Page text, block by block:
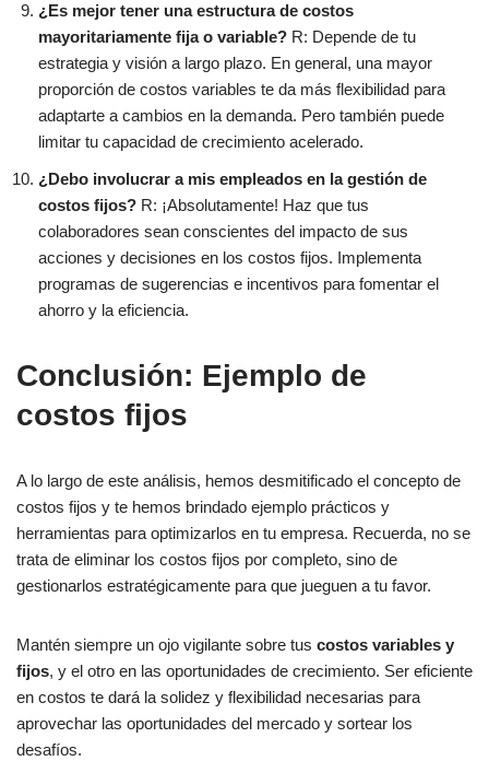
¿Es mejor tener una estructura de costos
mayoritariamente fija o variable? R: Depende de tu
estrategia y visión a largo plazo. En general, una mayor
proporción de costos variables te da más flexibilidad para
adaptarte a cambios en la demanda. Pero también puede
limitar tu capacidad de crecimiento acelerado.
¿Debo involucrar a mis empleados en la gestión de
costos fijos? R: ¡Absolutamente! Haz que tus
colaboradores sean conscientes del impacto de sus
acciones y decisiones en los costos fijos. Implementa
programas de sugerencias e incentivos para fomentar el
ahorro y la eficiencia.
Conclusión: Ejemplo de
costos fijos
A lo largo de este análisis, hemos desmitificado el concepto de
costos fijos y te hemos brindado ejemplo prácticos y
herramientas para optimizarlos en tu empresa. Recuerda, no se
trata de eliminar los costos fijos por completo, sino de
gestionarlos estratégicamente para que jueguen a tu favor.
Mantén siempre un ojo vigilante sobre tus costos variables y
fijos, y el otro en las oportunidades de crecimiento. Ser eficiente
en costos te dará la solidez y flexibilidad necesarias para
aprovechar las oportunidades del mercado y sortear los
desafíos.